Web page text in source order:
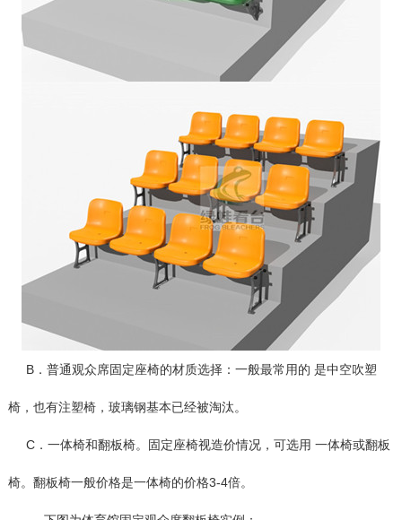
B．普通观众席固定座椅的材质选择：一般最常用的 是中空吹塑
椅，也有注塑椅，玻璃钢基本已经被淘汰。
C．一体椅和翻板椅。固定座椅视造价情况，可选用 一体椅或翻板
椅。翻板椅一般价格是一体椅的价格3-4倍。